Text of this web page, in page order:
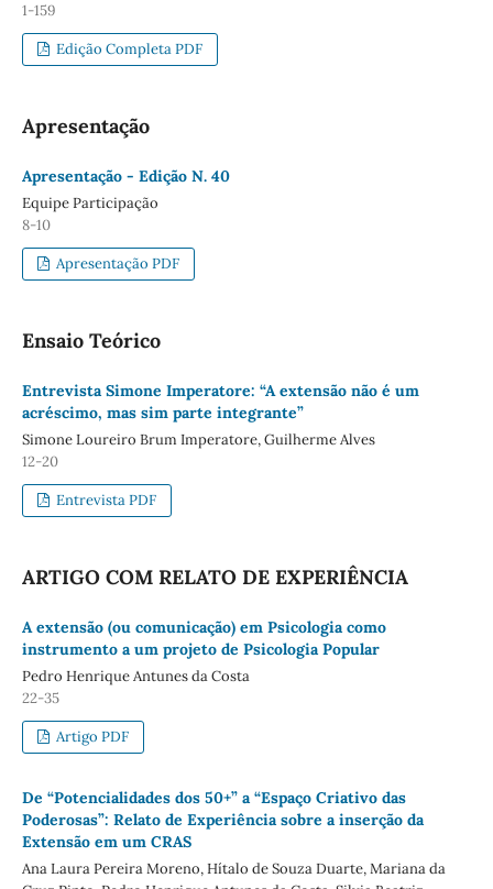
1-159
Edição Completa PDF
Apresentação
Apresentação - Edição N. 40
Equipe Participação
8-10
Apresentação PDF
Ensaio Teórico
Entrevista Simone Imperatore: “A extensão não é um
acréscimo, mas sim parte integrante”
Simone Loureiro Brum Imperatore, Guilherme Alves
12-20
Entrevista PDF
ARTIGO COM RELATO DE EXPERIÊNCIA
A extensão (ou comunicação) em Psicologia como
instrumento a um projeto de Psicologia Popular
Pedro Henrique Antunes da Costa
22-35
Artigo PDF
De “Potencialidades dos 50+” a “Espaço Criativo das
Poderosas”: Relato de Experiência sobre a inserção da
Extensão em um CRAS
Ana Laura Pereira Moreno, Hítalo de Souza Duarte, Mariana da